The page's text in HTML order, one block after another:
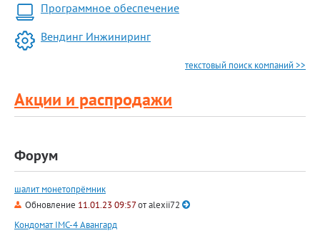
Программное обеспечение
Вендинг Инжиниринг
текстовый поиск компаний >>
Акции и распродажи
Форум
шалит монетопрёмник
Обновление 11.01.23 09:57отalexii72
Кондомат IMC-4 Авангард